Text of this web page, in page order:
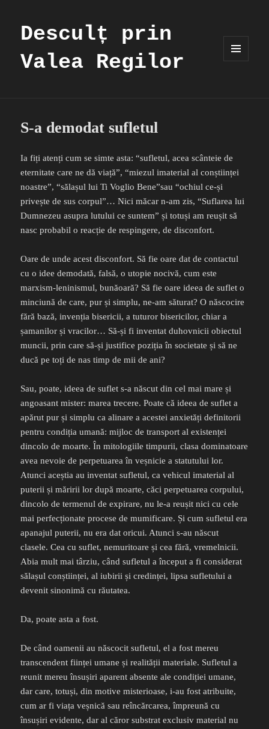
Desculț prin
Valea Regilor
S-a demodat sufletul
Ia fiți atenți cum se simte asta: “sufletul, acea scânteie de
eternitate care ne dă viață”, “miezul imaterial al conștiinței
noastre”, “sălașul lui Ti Voglio Bene”sau “ochiul ce-și
privește de sus corpul”… Nici măcar n-am zis, “Suflarea lui
Dumnezeu asupra lutului ce suntem” și totuși am reușit să
nasc probabil o reacție de respingere, de disconfort.
Oare de unde acest disconfort. Să fie oare dat de contactul
cu o idee demodată, falsă, o utopie nocivă, cum este
marxism-leninismul, bunăoară? Să fie oare ideea de suflet o
minciună de care, pur și simplu, ne-am săturat? O născocire
fără bază, invenția bisericii, a tuturor bisericilor, chiar a
șamanilor și vracilor… Să-și fi inventat duhovnicii obiectul
muncii, prin care să-și justifice poziția în societate și să ne
ducă pe toți de nas timp de mii de ani?
Sau, poate, ideea de suflet s-a născut din cel mai mare și
angoasant mister: marea trecere. Poate că ideea de suflet a
apărut pur și simplu ca alinare a acestei anxietăți definitorii
pentru condiția umană: mijloc de transport al existenței
dincolo de moarte. În mitologiile timpurii, clasa dominatoare
avea nevoie de perpetuarea în veșnicie a statutului lor.
Atunci aceștia au inventat sufletul, ca vehicul imaterial al
puterii și măririi lor după moarte, căci perpetuarea corpului,
dincolo de termenul de expirare, nu le-a reușit nici cu cele
mai perfecționate procese de mumificare. Și cum sufletul era
apanajul puterii, nu era dat oricui. Atunci s-au născut
clasele. Cea cu suflet, nemuritoare și cea fără, vremelnicii.
Abia mult mai târziu, când sufletul a început a fi considerat
sălașul conștiinței, al iubirii și credinței, lipsa sufletului a
devenit sinonimă cu răutatea.
Da, poate asta a fost.
De când oamenii au născocit sufletul, el a fost mereu
transcendent ființei umane și realității materiale. Sufletul a
reunit mereu însușiri aparent absente ale condiției umane,
dar care, totuși, din motive misterioase, i-au fost atribuite,
cum ar fi viața veșnică sau reîncărcarea, împreună cu
însușiri evidente, dar al căror substrat exclusiv material nu